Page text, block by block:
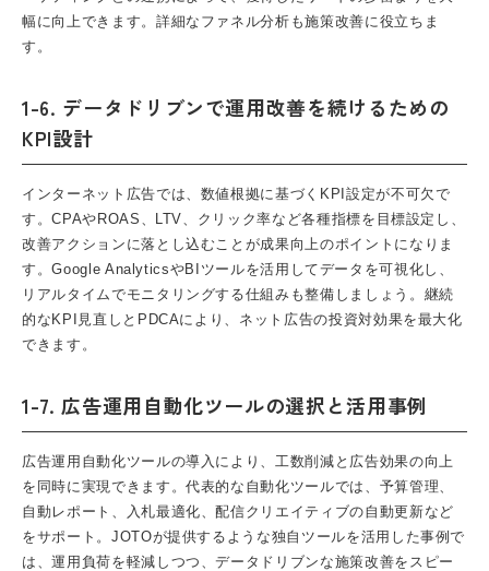
幅に向上できます。詳細なファネル分析も施策改善に役立ちま
す。
1-6. データドリブンで運用改善を続けるための
KPI設計
インターネット広告では、数値根拠に基づくKPI設定が不可欠で
す。CPAやROAS、LTV、クリック率など各種指標を目標設定し、
改善アクションに落とし込むことが成果向上のポイントになりま
す。Google AnalyticsやBIツールを活用してデータを可視化し、
リアルタイムでモニタリングする仕組みも整備しましょう。継続
的なKPI見直しとPDCAにより、ネット広告の投資対効果を最大化
できます。
1-7. 広告運用自動化ツールの選択と活用事例
広告運用自動化ツールの導入により、工数削減と広告効果の向上
を同時に実現できます。代表的な自動化ツールでは、予算管理、
自動レポート、入札最適化、配信クリエイティブの自動更新など
をサポート。JOTOが提供するような独自ツールを活用した事例で
は、運用負荷を軽減しつつ、データドリブンな施策改善をスピー